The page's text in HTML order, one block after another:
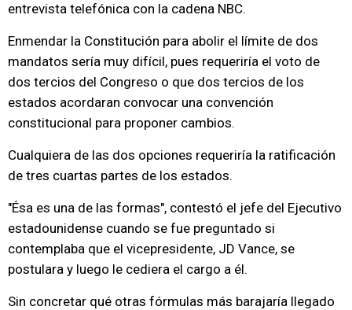
entrevista telefónica con la cadena NBC.
Enmendar la Constitución para abolir el límite de dos
mandatos sería muy difícil, pues requeriría el voto de
dos tercios del Congreso o que dos tercios de los
estados acordaran convocar una convención
constitucional para proponer cambios.
Cualquiera de las dos opciones requeriría la ratificación
de tres cuartas partes de los estados.
"Ésa es una de las formas", contestó el jefe del Ejecutivo
estadounidense cuando se fue preguntado si
contemplaba que el vicepresidente, JD Vance, se
postulara y luego le cediera el cargo a él.
Sin concretar qué otras fórmulas más barajaría llegado